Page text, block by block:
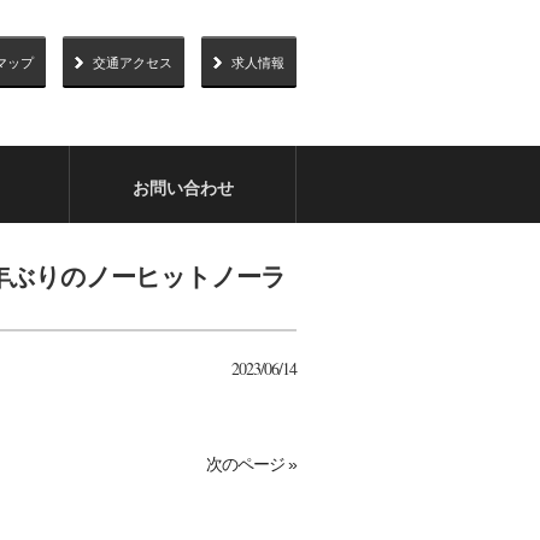
ップ 交通アクセス 求人情報
お問い合わせ
ぶりのノーヒットノーラ
2023/06/14
次のページ »